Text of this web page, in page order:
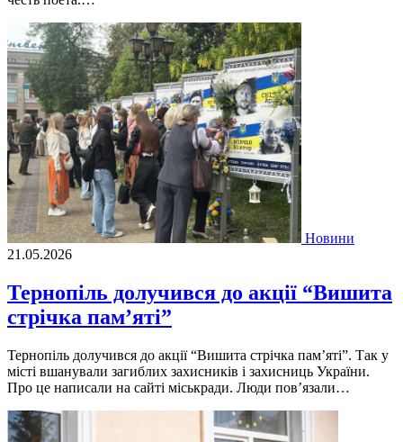
Новини
21.05.2026
Тернопіль долучився до акції “Вишита
стрічка пам’яті”
Тернопіль долучився до акції “Вишита стрічка пам’яті”. Так у
місті вшанували загиблих захисників і захисниць України.
Про це написали на сайті міськради. Люди пов’язали…